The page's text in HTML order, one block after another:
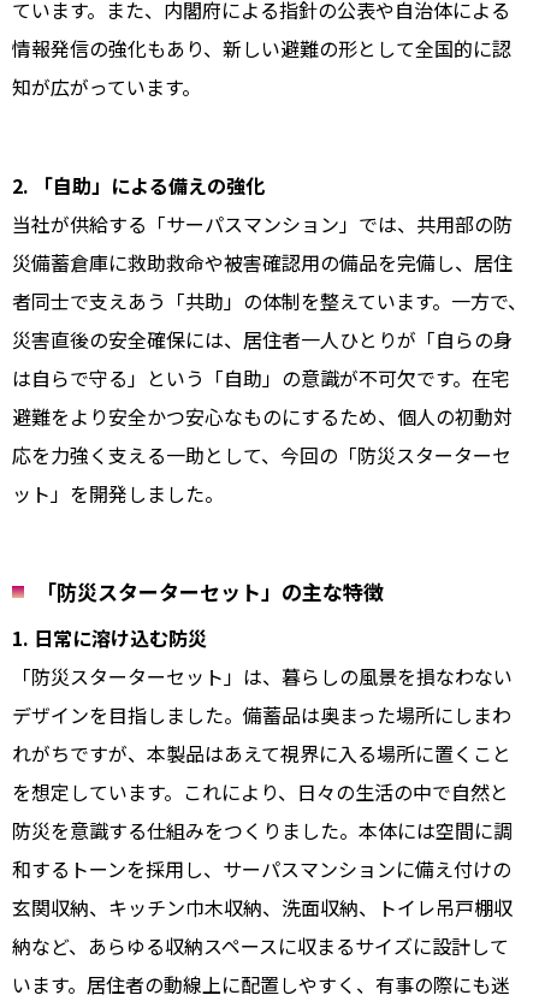
ています。また、内閣府による指針の公表や自治体による
情報発信の強化もあり、新しい避難の形として全国的に認
知が広がっています。
2. 「自助」による備えの強化
当社が供給する「サーパスマンション」では、共用部の防
災備蓄倉庫に救助救命や被害確認用の備品を完備し、居住
者同士で支えあう「共助」の体制を整えています。一方で、
災害直後の安全確保には、居住者一人ひとりが「自らの身
は自らで守る」という「自助」の意識が不可欠です。在宅
避難をより安全かつ安心なものにするため、個人の初動対
応を力強く支える一助として、今回の「防災スターターセ
ット」を開発しました。
「防災スターターセット」の主な特徴
1. 日常に溶け込む防災
「防災スターターセット」は、暮らしの風景を損なわない
デザインを目指しました。備蓄品は奥まった場所にしまわ
れがちですが、本製品はあえて視界に入る場所に置くこと
を想定しています。これにより、日々の生活の中で自然と
防災を意識する仕組みをつくりました。本体には空間に調
和するトーンを採用し、サーパスマンションに備え付けの
玄関収納、キッチン巾木収納、洗面収納、トイレ吊戸棚収
納など、あらゆる収納スペースに収まるサイズに設計して
います。居住者の動線上に配置しやすく、有事の際にも迷